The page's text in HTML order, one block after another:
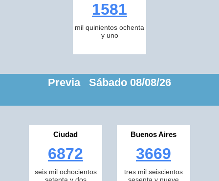
1581
mil quinientos ochenta
y uno
Previa Sábado 08/08/26
Ciudad
6872
seis mil ochocientos
Buenos Aires
3669
tres mil seiscientos